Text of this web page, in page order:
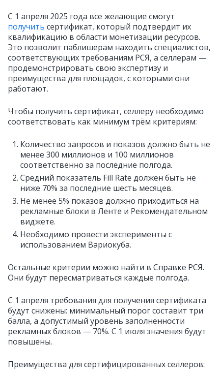
С 1 апреля 2025 года все желающие смогут
получить сертификат, который подтвердит их
квалификацию в области монетизации ресурсов.
Это позволит паблишерам находить специалистов,
соответствующих требованиям РСЯ, а селлерам —
продемонстрировать свою экспертизу и
преимущества для площадок, с которыми они
работают.
Чтобы получить сертификат, селлеру необходимо
соответствовать как минимум трём критериям:
Количество запросов и показов должно быть не
менее 300 миллионов и 100 миллионов
соответственно за последние полгода.
Средний показатель Fill Rate должен быть не
ниже 70% за последние шесть месяцев.
Не менее 5% показов должно приходиться на
рекламные блоки в Ленте и Рекомендательном
виджете.
Необходимо провести эксперименты с
использованием Вариокуба.
Остальные критерии можно найти в Справке РСЯ.
Они будут пересматриваться каждые полгода.
С 1 апреля требования для получения сертификата
будут снижены: минимальный порог составит три
балла, а допустимый уровень заполненности
рекламных блоков — 70%. С 1 июля значения будут
повышены.
Преимущества для сертифицированных селлеров: